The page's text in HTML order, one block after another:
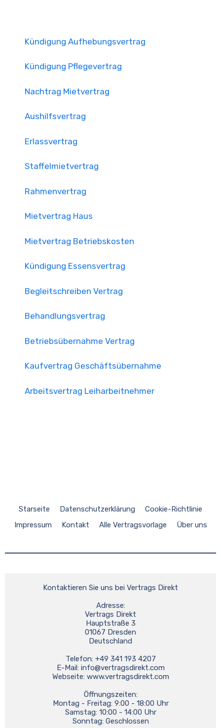
Kündigung Aufhebungsvertrag
Kündigung Pflegevertrag
Nachtrag Mietvertrag
Aushilfsvertrag
Erlassvertrag
Staffelmietvertrag
Rahmenvertrag
Mietvertrag Haus
Mietvertrag Betriebskosten
Kündigung Essensvertrag
Begleitschreiben Vertrag
Behandlungsvertrag
Betriebsübernahme Vertrag
Kaufvertrag Geschäftsübernahme
Arbeitsvertrag Leiharbeitnehmer
Starseite Datenschutzerklärung
Cookie-Richtlinie
Impressum
Kontakt Alle Vertragsvorlage Über uns
Kontaktieren Sie uns bei Vertrags Direkt
Adresse:
Vertrags Direkt
Hauptstraße 3
01067 Dresden
Deutschland
Telefon: +49 341 193 4207
E-Mail: info@vertragsdirekt.com
Webseite: www.vertragsdirekt.com
Öffnungszeiten:
Montag - Freitag: 9:00 - 18:00 Uhr
Samstag: 10:00 - 14:00 Uhr
Sonntag: Geschlossen